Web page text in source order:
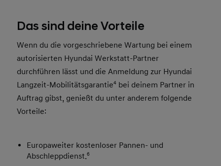
Das sind deine Vorteile
Wenn du die vorgeschriebene Wartung bei einem
autorisierten Hyundai Werkstatt-Partner
durchführen lässt und die Anmeldung zur Hyundai
Langzeit-Mobilitätsgarantie4 bei deinem Partner in
Auftrag gibst, genießt du unter anderem folgende
Vorteile:
Europaweiter kostenloser Pannen- und
Abschleppdienst.6